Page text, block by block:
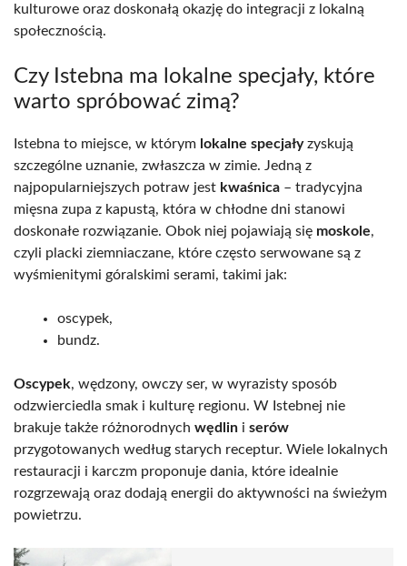
kulturowe oraz doskonałą okazję do integracji z lokalną
społecznością.
Czy Istebna ma lokalne specjały, które
warto spróbować zimą?
Istebna to miejsce, w którym lokalne specjałyzyskują
szczególne uznanie, zwłaszcza w zimie. Jedną z
najpopularniejszych potraw jest kwaśnica – tradycyjna
mięsna zupa z kapustą, która w chłodne dni stanowi
doskonałe rozwiązanie. Obok niej pojawiają się moskole,
czyli placki ziemniaczane, które często serwowane są z
wyśmienitymi góralskimi serami, takimi jak:
oscypek,
bundz.
Oscypek, wędzony, owczy ser, w wyrazisty sposób
odzwierciedla smak i kulturę regionu. W Istebnej nie
brakuje także różnorodnych wędlin i serów
przygotowanych według starych receptur. Wiele lokalnych
restauracji i karczm proponuje dania, które idealnie
rozgrzewają oraz dodają energii do aktywności na świeżym
powietrzu.